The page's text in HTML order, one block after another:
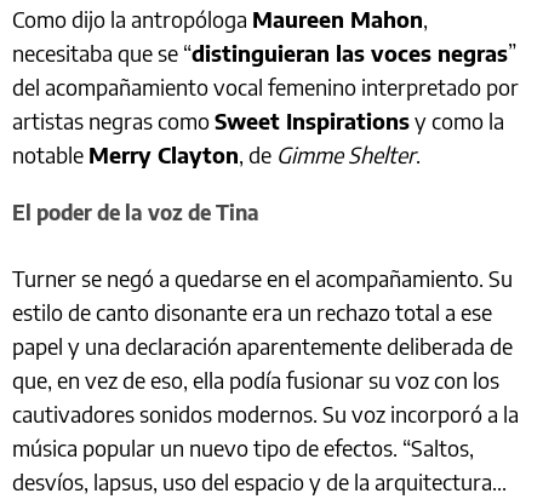
Como dijo la antropóloga Maureen Mahon
necesitaba que se “distinguieran las voces negras”
del acompañamiento vocal femenino interpretado por
artistas negras comoSweet Inspirationsy como la
notable Merry Clayton , de Gimme Shelter.
El poder de la voz de Tina
Turner se negó a quedarse en el acompañamiento. Su
estilo de canto disonante era un rechazo total a ese
papel y una declaración aparentemente deliberada de
que, en vez de eso, ella podía fusionar su voz con los
cautivadores sonidos modernos. Su voz incorporó a la
música popular un nuevo tipo de efectos. “Saltos,
desvíos, lapsus, uso del espacio y de la arquitectura...